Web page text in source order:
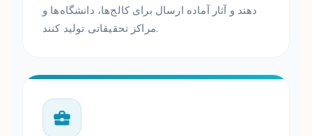
دهند و آثار آماده ارسال برای کالج‌ها، دانشگاه‌ها و
مراکز تحقیقاتی تولید کنند.